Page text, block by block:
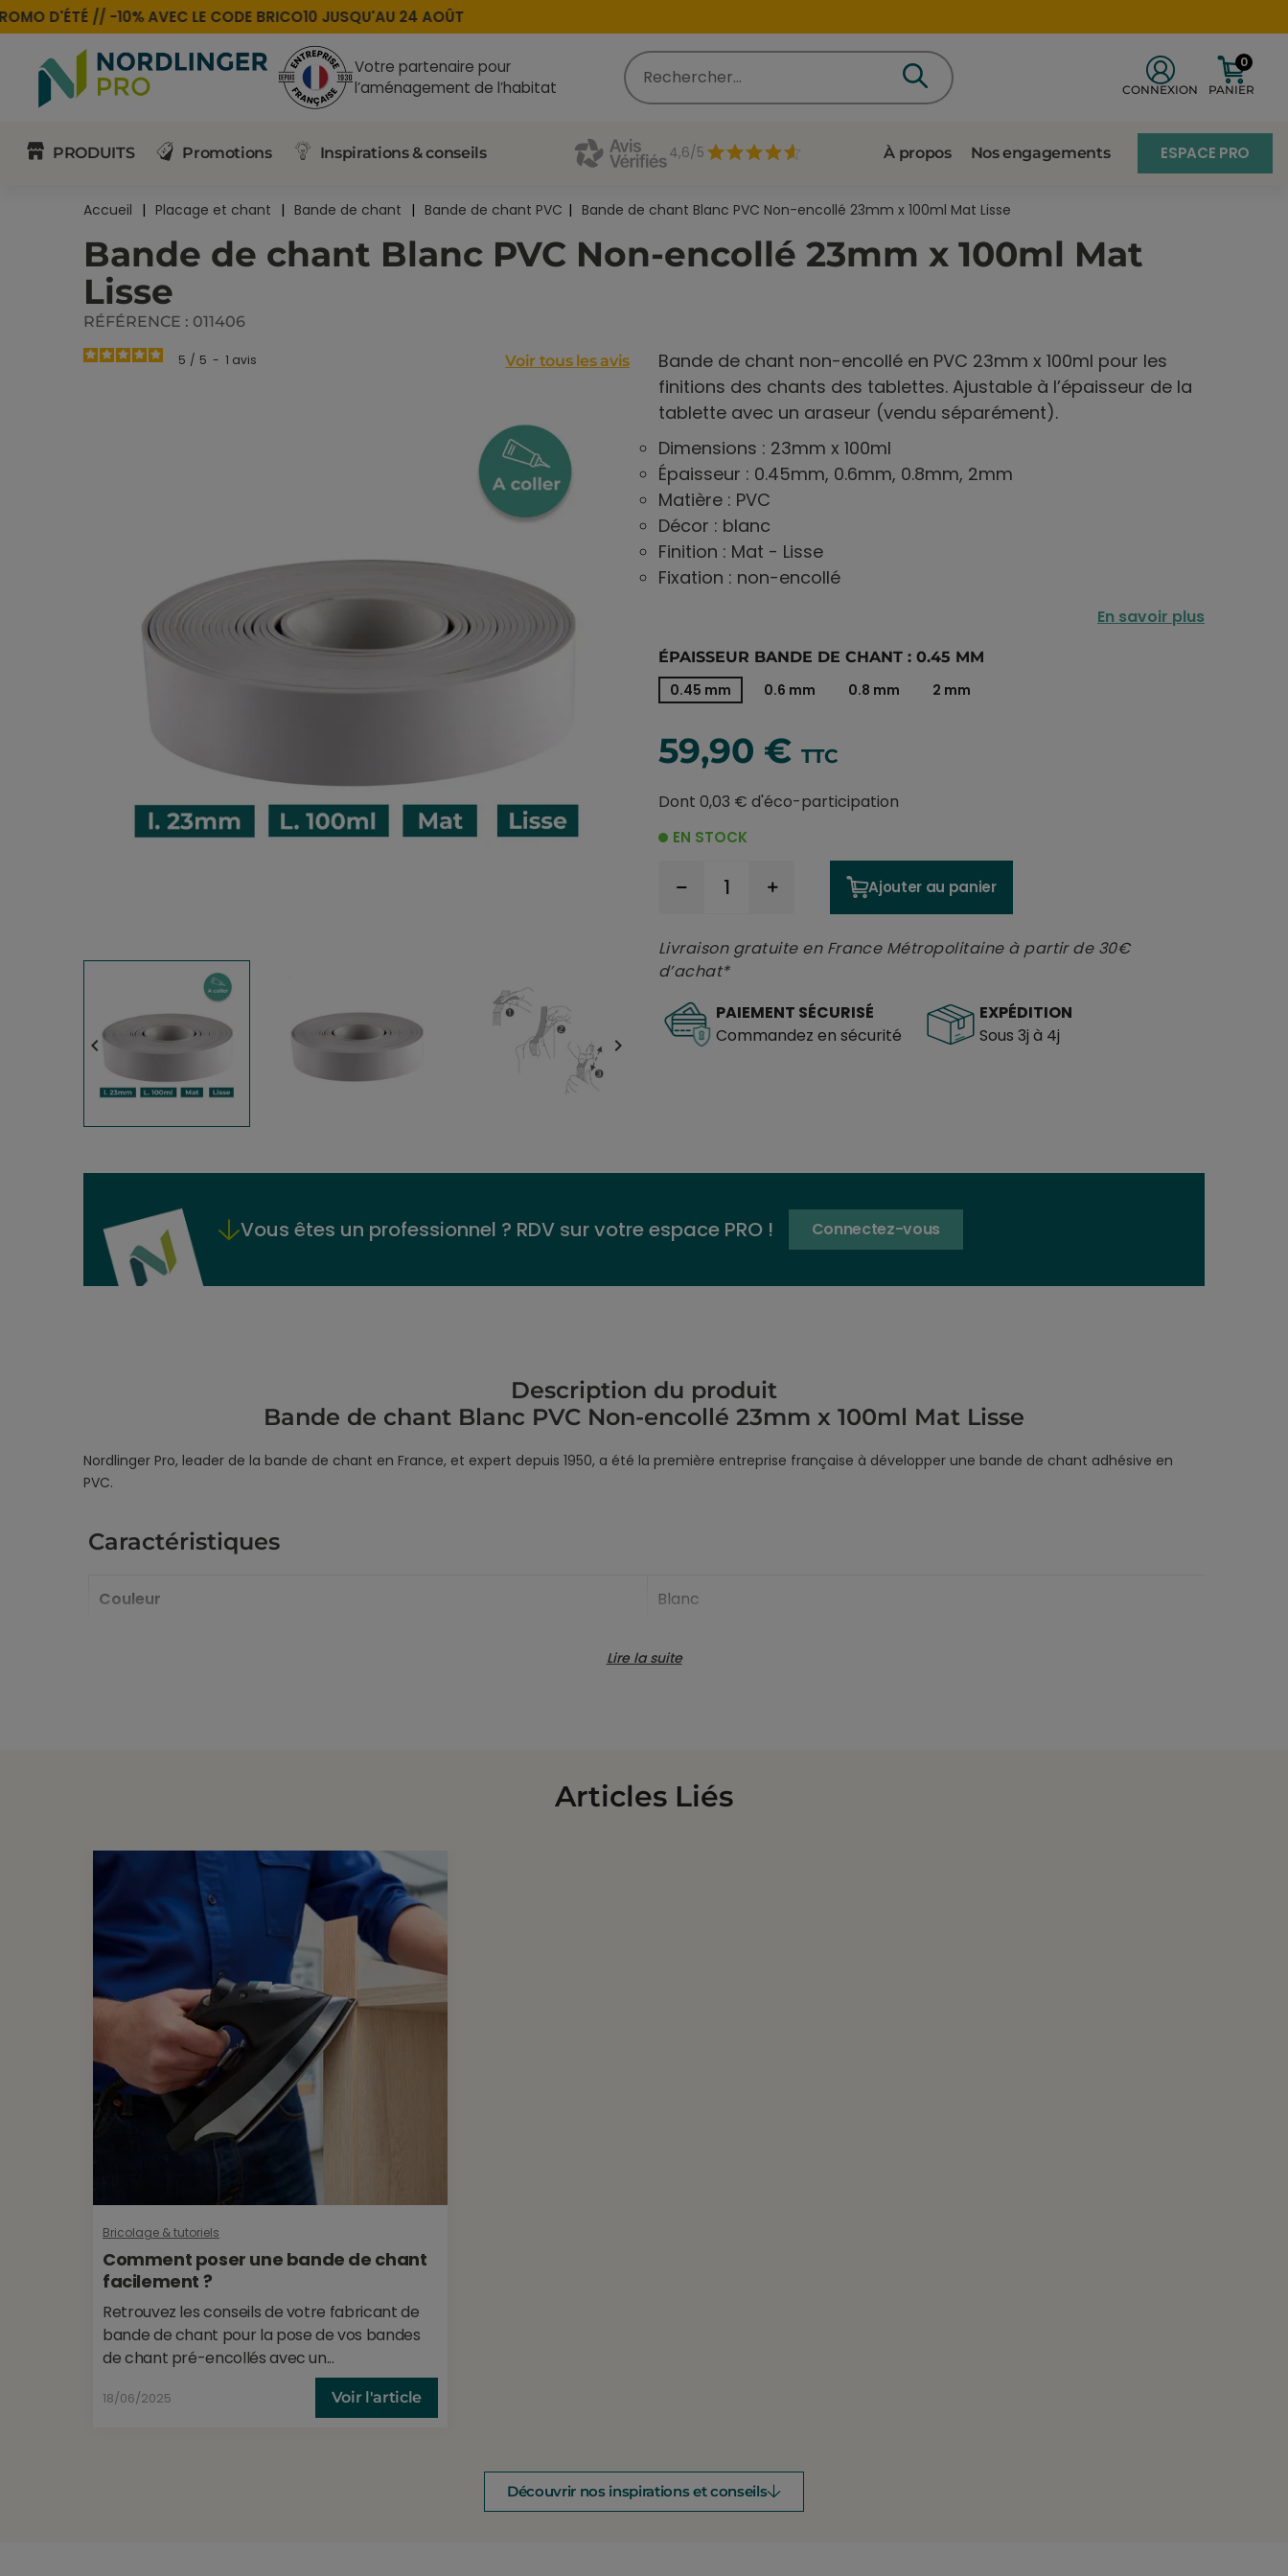
D'ÉTÉ // -10% AVEC LE CODEBRICO10JUSQU'AU 24 AOÛT
Votre partenaire pour
l’aménagement de l’habitat
CONNEXION PANIER
0
PRODUITS Promotions Inspirations & conseils 4,6/5 À propos Nos engagements ESPACE PRO
Accueil Placage et chant Bande de chant Bande de chant PVC Bande de chant Blanc PVC Non-encollé 23mm x 100ml Mat Lisse
Bande de chant Blanc PVC Non-encollé 23mm x 100ml Mat
Lisse
RÉFÉRENCE : 011406
5 / 5 - 1 avis Voir tous les avis
 
Bande de chant non-encollé en PVC 23mm x 100ml pour les
finitions des chants des tablettes. Ajustable à l’épaisseur de la
tablette avec un araseur (vendu séparément).
Dimensions : 23mm x 100ml
Épaisseur : 0.45mm, 0.6mm, 0.8mm, 2mm
Matière : PVC
Décor : blanc
Finition : Mat - Lisse
Fixation : non-encollé
En savoir plus
ÉPAISSEUR BANDE DE CHANT : 0.45 MM
0.45 mm 0.6 mm 0.8 mm 2 mm
59,90 € TTC
Dont 0,03 € d'éco-participation
EN STOCK
Ajouter au panier
Livraison gratuite en France Métropolitaine à partir de 30€
d’achat*
PAIEMENT SÉCURISÉ
Commandez en sécurité
EXPÉDITION
Sous 3j à 4j
Vous êtes un professionnel ? RDV sur votre espace PRO ! Connectez-vous
Description du produit
Bande de chant Blanc PVC Non-encollé 23mm x 100ml Mat Lisse
Nordlinger Pro, leader de la bande de chant en France, et expert depuis 1950, a été la première entreprise française à développer une bande de chant adhésive en
PVC.
Caractéristiques
Couleur Blanc
23mm
EAN-13
Lire la suite
Articles Liés
Bricolage & tutoriels
Comment poser une bande de chant
facilement ?
Retrouvez les conseils de votre fabricant de
bande de chant pour la pose de vos bandes
de chant pré-encollés avec un...
18/06/2025 Voir l'article
Découvrir nos inspirations et conseils